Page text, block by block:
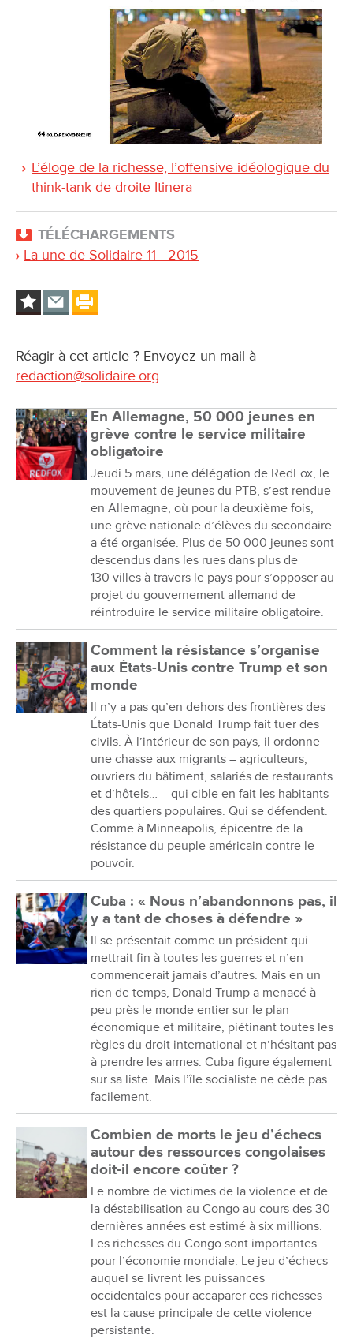
L’éloge de la richesse, l’offensive idéologique du
think-tank de droite Itinera
TÉLÉCHARGEMENTS
La une de Solidaire 11 - 2015
Réagir à cet article ? Envoyez un mail à
redaction@solidaire.org.
En Allemagne, 50 000 jeunes en
grève contre le service militaire
obligatoire
Jeudi 5 mars, une délégation de RedFox, le
mouvement de jeunes du PTB, s’est rendue
en Allemagne, où pour la deuxième fois,
une grève nationale d’élèves du secondaire
a été organisée. Plus de 50 000 jeunes sont
descendus dans les rues dans plus de
130 villes à travers le pays pour s’opposer au
projet du gouvernement allemand de
réintroduire le service militaire obligatoire.
Comment la résistance s’organise
aux États-Unis contre Trump et son
monde
Il n’y a pas qu’en dehors des frontières des
États-Unis que Donald Trump fait tuer des
civils. À l’intérieur de son pays, il ordonne
une chasse aux migrants – agriculteurs,
ouvriers du bâtiment, salariés de restaurants
et d’hôtels… – qui cible en fait les habitants
des quartiers populaires. Qui se défendent.
Comme à Minneapolis, épicentre de la
résistance du peuple américain contre le
pouvoir.
Cuba : « Nous n’abandonnons pas, il
y a tant de choses à défendre »
Il se présentait comme un président qui
mettrait fin à toutes les guerres et n’en
commencerait jamais d’autres. Mais en un
rien de temps, Donald Trump a menacé à
peu près le monde entier sur le plan
économique et militaire, piétinant toutes les
règles du droit international et n’hésitant pas
à prendre les armes. Cuba figure également
sur sa liste. Mais l’île socialiste ne cède pas
facilement.
Combien de morts le jeu d’échecs
autour des ressources congolaises
doit-il encore coûter ?
Le nombre de victimes de la violence et de
la déstabilisation au Congo au cours des 30
dernières années est estimé à six millions.
Les richesses du Congo sont importantes
pour l’économie mondiale. Le jeu d’échecs
auquel se livrent les puissances
occidentales pour accaparer ces richesses
est la cause principale de cette violence
persistante.